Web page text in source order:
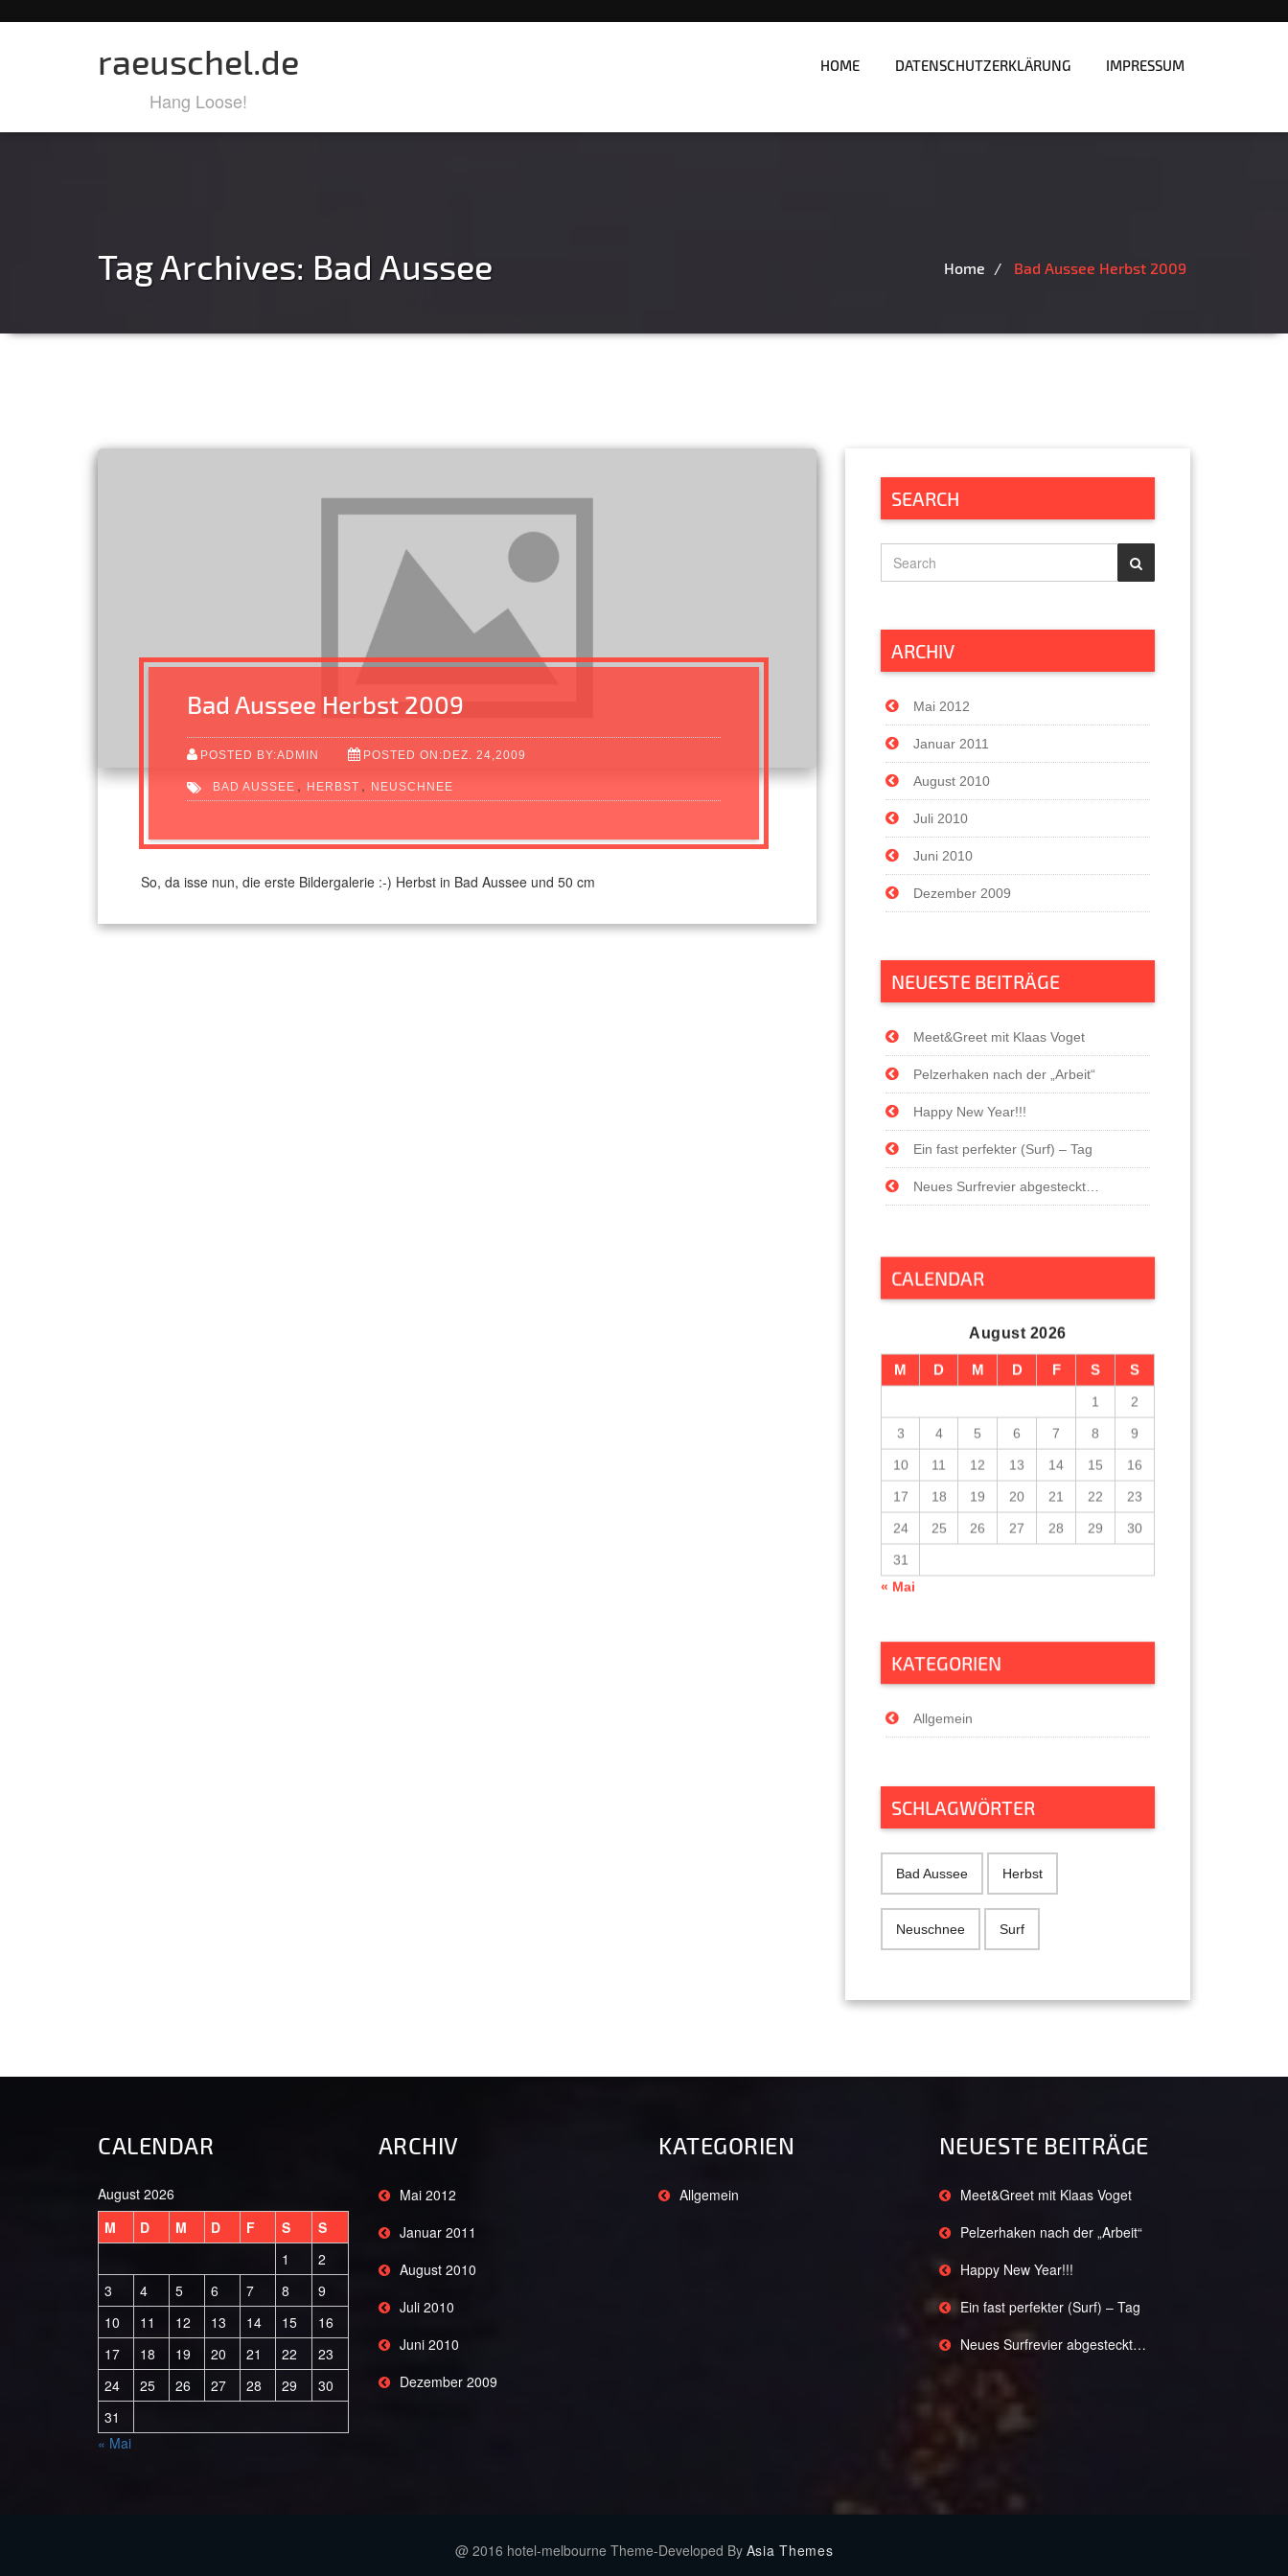
raeuschel.de
Hang Loose!
HOME DATENSCHUTZERKLÄRUNG IMPRESSUM
Tag Archives: Bad Aussee Home Bad Aussee Herbst 2009
Bad Aussee Herbst 2009
POSTED BY:ADMIN POSTED ON:DEZ. 24,2009
BAD AUSSEE , HERBST , NEUSCHNEE
So, da isse nun, die erste Bildergalerie :-) Herbst in Bad Aussee und 50 cm
SEARCH
ARCHIV
Mai 2012
Januar 2011
August 2010
Juli 2010
Juni 2010
Dezember 2009
NEUESTE BEITRÄGE
Meet&Greet mit Klaas Voget
Pelzerhaken nach der „Arbeit“
Happy New Year!!!
Ein fast perfekter (Surf) – Tag
Neues Surfrevier abgesteckt…
CALENDAR
August 2026
M D M D F S S
1 2
3 4 5 6 7 8 9
10 11 12 13 14 15 16
17 18 19 20 21 22 23
24 25 26 27 28 29 30
31
« Mai
KATEGORIEN
Allgemein
SCHLAGWÖRTER
Bad Aussee Herbst
Neuschnee Surf
CALENDAR
August 2026
M
D M D F S
S
1
2
3
4 5 6 7 8
9
10
11 12 13 14 15
16
17
18 19 20 21 22
23
24
25 26 27 28 29
30
31
« Mai
ARCHIV
Mai 2012
Januar 2011
August 2010
Juli 2010
Juni 2010
Dezember 2009
KATEGORIEN
Allgemein
NEUESTE BEITRÄGE
Meet&Greet mit Klaas Voget
Pelzerhaken nach der „Arbeit“
Happy New Year!!!
Ein fast perfekter (Surf) – Tag
Neues Surfrevier abgesteckt…
@ 2016 hotel-melbourne Theme-Developed By Asia Themes